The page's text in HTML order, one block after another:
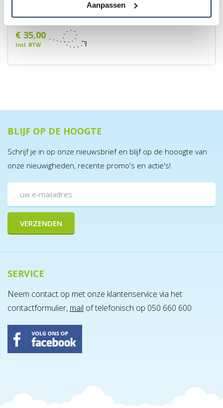
Aanpassen
€ 35,00
Incl. BTW
BLIJF OP DE HOOGTE
Schrijf je in op onze nieuwsbrief en blijf op de hooogte van
onze nieuwigheden, recente promo's en actie's!
SERVICE
Neem contact op met onze klantenservice via het
contactformulier, mail of telefonisch op 050 660 600